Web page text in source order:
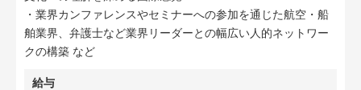
・業界カンファレンスやセミナーへの参加を通じた航空・船
舶業界、弁護士など業界リーダーとの幅広い人的ネットワー
クの構築 など
給与